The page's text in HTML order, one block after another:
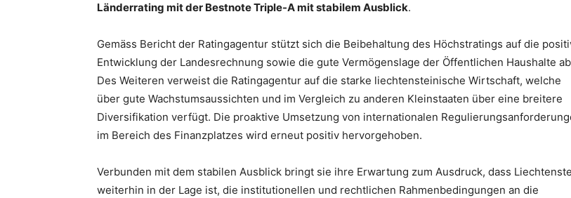
Länderrating mit der Bestnote Triple-A mit stabilem Ausblick.
Gemäss Bericht der Ratingagentur stützt sich die Beibehaltung des Höchstratings auf die
Entwicklung der Landesrechnung sowie die gute Vermögenslage der Öffentlichen Haushalte
Des Weiteren verweist die Ratingagentur auf die starke liechtensteinische Wirtschaft, welche
über gute Wachstumsaussichten und im Vergleich zu anderen Kleinstaaten über eine breitere
Diversifikation verfügt. Die proaktive Umsetzung von internationalen
im Bereich des Finanzplatzes wird erneut positiv hervorgehoben.
Verbunden mit dem stabilen Ausblick bringt sie ihre Erwartung zum Ausdruck, dass
weiterhin in der Lage ist, die institutionellen und rechtlichen Rahmenbedingungen an die